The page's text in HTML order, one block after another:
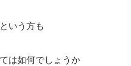
いう方も
は如何でしょうか